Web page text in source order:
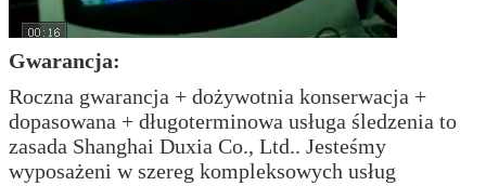
Gwarancja:
Roczna gwarancja + dożywotnia konserwacja +
dopasowana + długoterminowa usługa śledzenia to
zasada Shanghai Duxia Co., Ltd.. Jesteśmy
wyposażeni w szereg kompleksowych usług